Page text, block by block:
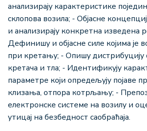
анализирају карактеристике
склопова возила; - Објасне
и анализирају конкретна изведена
Дефинишу и објасне силе којима је
при кретању; - Опишу дистрибуцију
кретача и тла; - Идентификују
параметре који опредељују појаве
клизања, отпора котрљању; -
електронске системе на возилу и
утицај на безбедност саобраћаја.